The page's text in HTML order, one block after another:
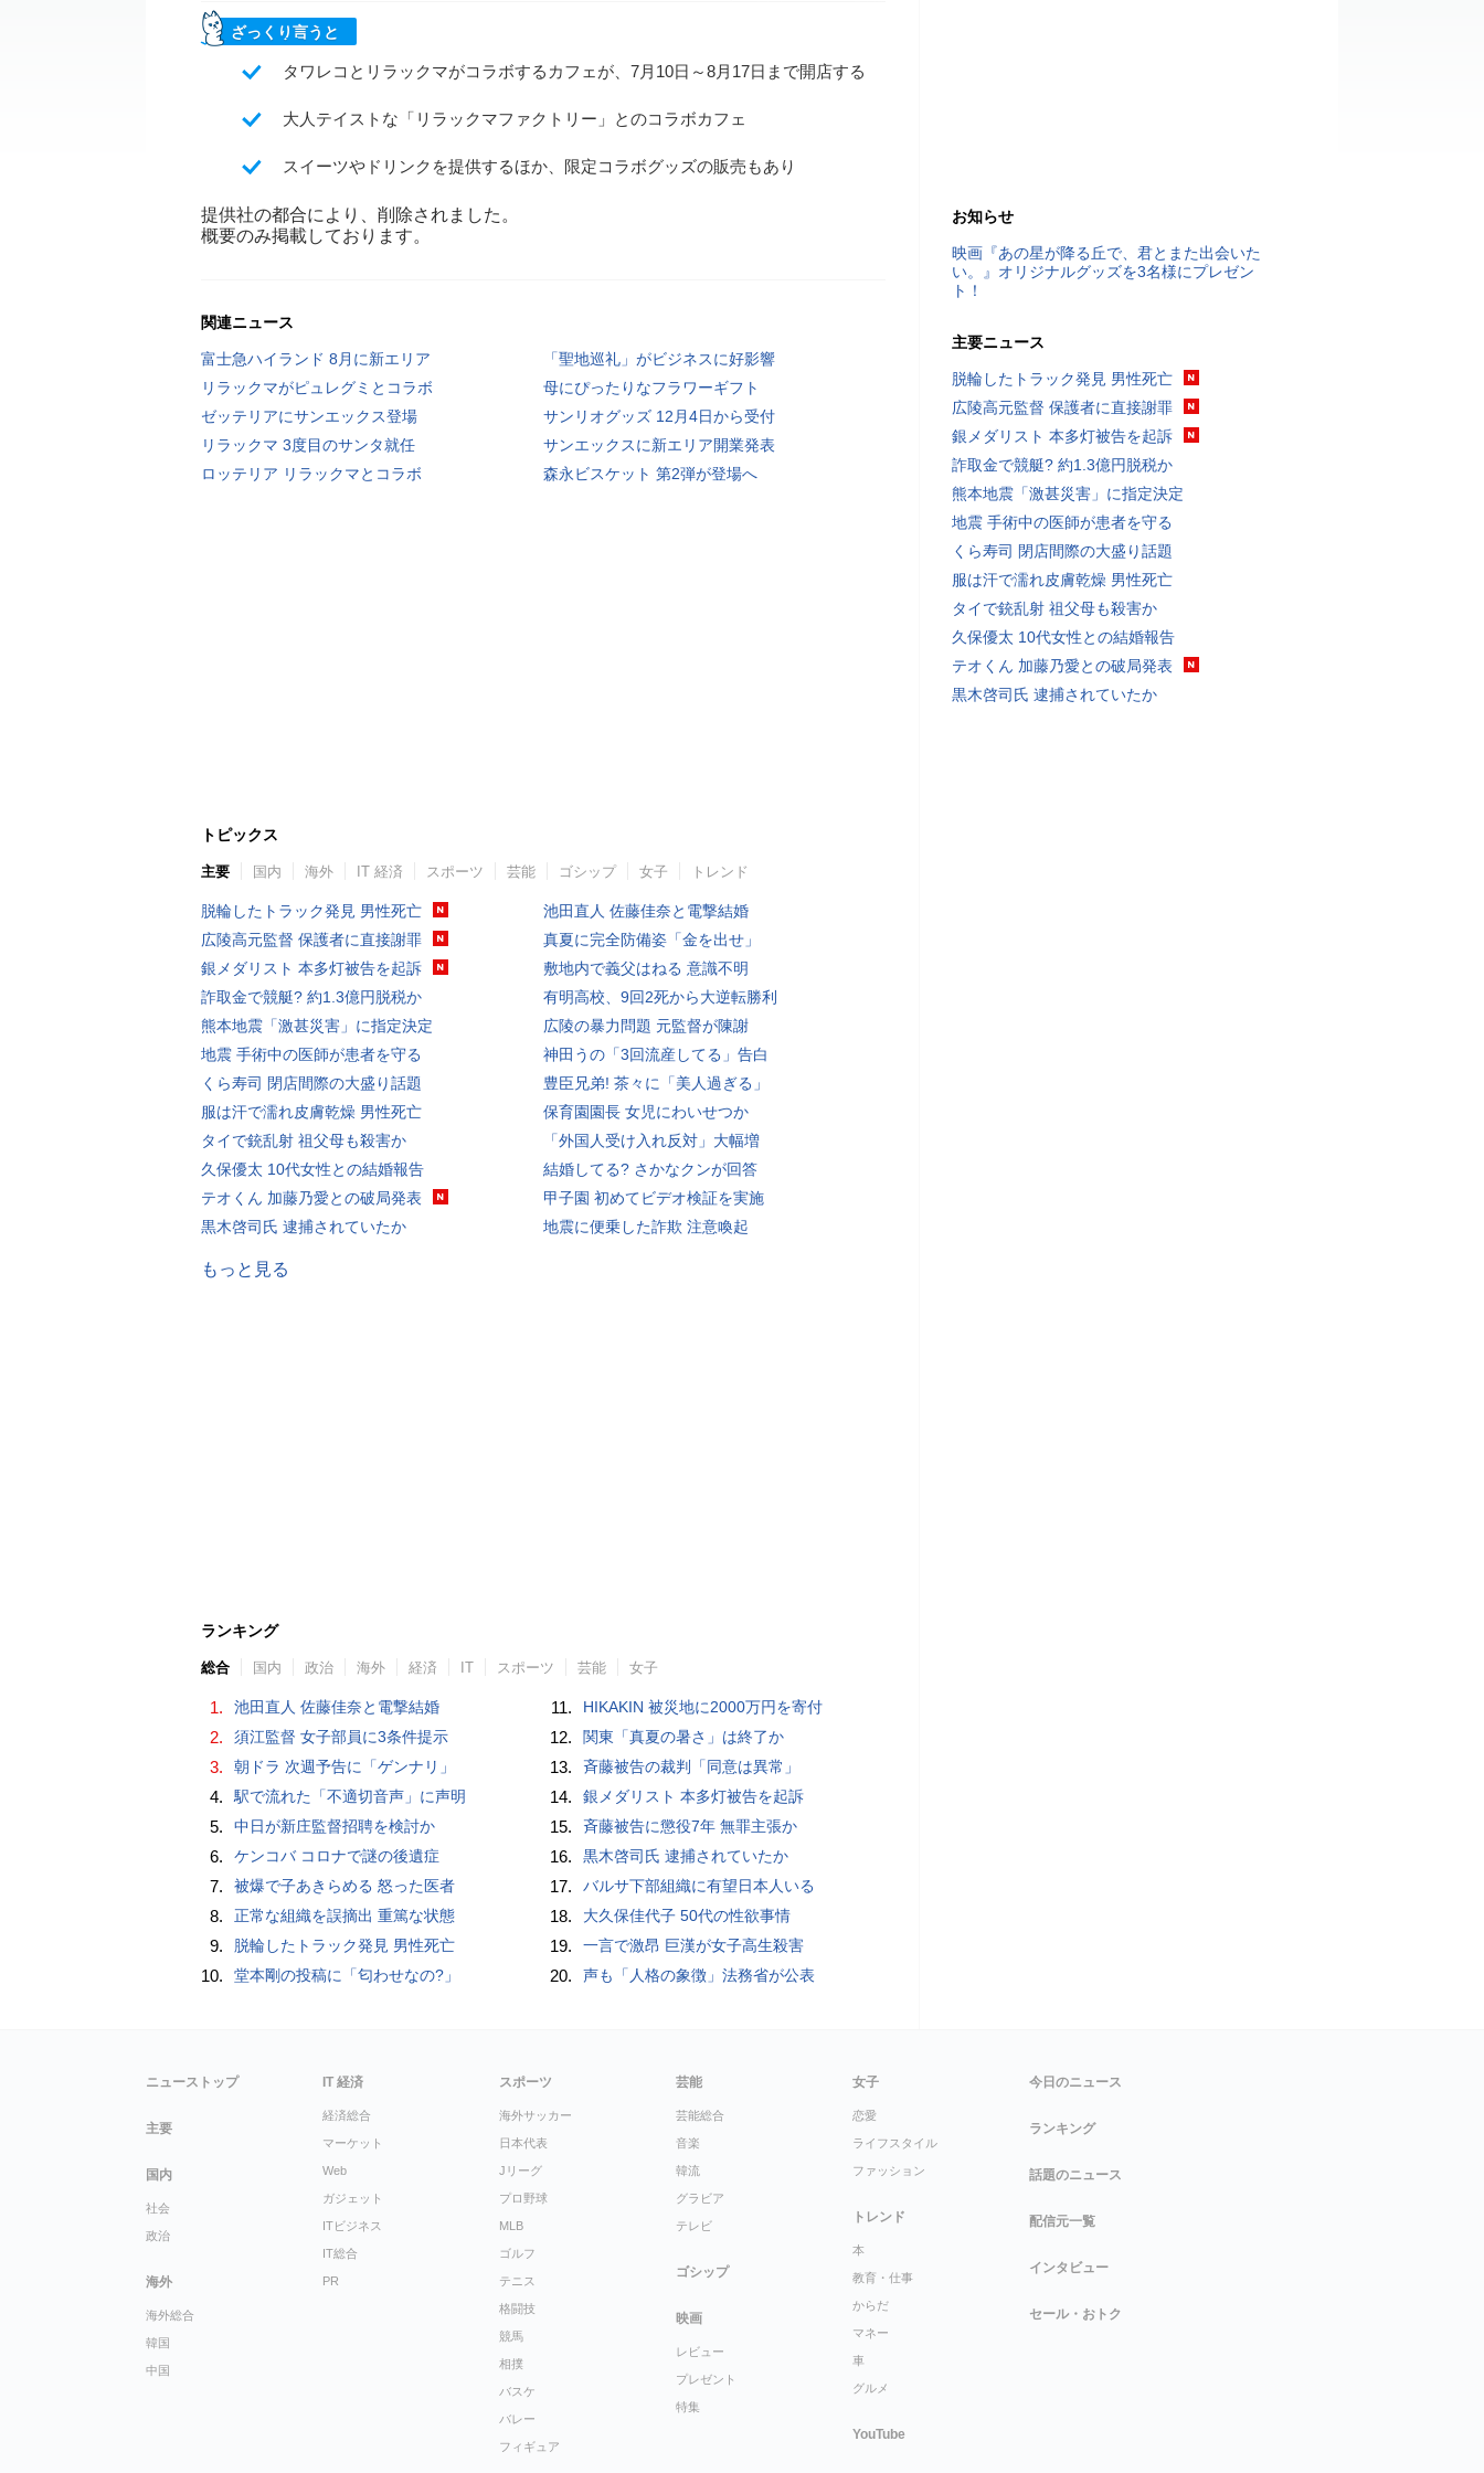
ざっくり言うと
タワレコとリラックマがコラボするカフェが、7月10日～8月17日まで開店する
大人テイストな「リラックマファクトリー」とのコラボカフェ
スイーツやドリンクを提供するほか、限定コラボグッズの販売もあり
提供社の都合により、削除されました。
概要のみ掲載しております。
関連ニュース
富士急ハイランド 8月に新エリア
「聖地巡礼」がビジネスに好影響
リラックマがピュレグミとコラボ
母にぴったりなフラワーギフト
ゼッテリアにサンエックス登場
サンリオグッズ 12月4日から受付
リラックマ 3度目のサンタ就任
サンエックスに新エリア開業発表
ロッテリア リラックマとコラボ
森永ビスケット 第2弾が登場へ
トピックス
主要 国内 海外 IT 経済 スポーツ 芸能 ゴシップ 女子 トレンド
脱輪したトラック発見 男性死亡
広陵高元監督 保護者に直接謝罪
銀メダリスト 本多灯被告を起訴
詐取金で競艇? 約1.3億円脱税か
熊本地震「激甚災害」に指定決定
地震 手術中の医師が患者を守る
くら寿司 閉店間際の大盛り話題
服は汗で濡れ皮膚乾燥 男性死亡
タイで銃乱射 祖父母も殺害か
久保優太 10代女性との結婚報告
テオくん 加藤乃愛との破局発表
黒木啓司氏 逮捕されていたか
池田直人 佐藤佳奈と電撃結婚
真夏に完全防備姿「金を出せ」
敷地内で義父はねる 意識不明
有明高校、9回2死から大逆転勝利
広陵の暴力問題 元監督が陳謝
神田うの「3回流産してる」告白
豊臣兄弟! 茶々に「美人過ぎる」
保育園園長 女児にわいせつか
「外国人受け入れ反対」大幅増
結婚してる? さかなクンが回答
甲子園 初めてビデオ検証を実施
地震に便乗した詐欺 注意喚起
もっと見る
ランキング
総合 国内 政治 海外 経済 IT スポーツ 芸能 女子
1. 池田直人 佐藤佳奈と電撃結婚
2. 須江監督 女子部員に3条件提示
3. 朝ドラ 次週予告に「ゲンナリ」
4. 駅で流れた「不適切音声」に声明
5. 中日が新庄監督招聘を検討か
6. ケンコバ コロナで謎の後遺症
7. 被爆で子あきらめる 怒った医者
8. 正常な組織を誤摘出 重篤な状態
9. 脱輪したトラック発見 男性死亡
10. 堂本剛の投稿に「匂わせなの?」
11. HIKAKIN 被災地に2000万円を寄付
12. 関東「真夏の暑さ」は終了か
13. 斉藤被告の裁判「同意は異常」
14. 銀メダリスト 本多灯被告を起訴
15. 斉藤被告に懲役7年 無罪主張か
16. 黒木啓司氏 逮捕されていたか
17. バルサ下部組織に有望日本人いる
18. 大久保佳代子 50代の性欲事情
19. 一言で激昂 巨漢が女子高生殺害
20. 声も「人格の象徴」法務省が公表
お知らせ
映画『あの星が降る丘で、君とまた出会いた
い。』オリジナルグッズを3名様にプレゼン
ト！
主要ニュース
脱輪したトラック発見 男性死亡
広陵高元監督 保護者に直接謝罪
銀メダリスト 本多灯被告を起訴
詐取金で競艇? 約1.3億円脱税か
熊本地震「激甚災害」に指定決定
地震 手術中の医師が患者を守る
くら寿司 閉店間際の大盛り話題
服は汗で濡れ皮膚乾燥 男性死亡
タイで銃乱射 祖父母も殺害か
久保優太 10代女性との結婚報告
テオくん 加藤乃愛との破局発表
黒木啓司氏 逮捕されていたか
ニューストップ
主要
国内
社会
政治
海外
海外総合
韓国
中国
IT 経済
経済総合
マーケット
Web
ガジェット
ITビジネス
IT総合
PR
スポーツ
海外サッカー
日本代表
Jリーグ
プロ野球
MLB
ゴルフ
テニス
格闘技
競馬
相撲
バスケ
バレー
フィギュア
芸能
芸能総合
音楽
韓流
グラビア
テレビ
ゴシップ
映画
レビュー
プレゼント
特集
女子
恋愛
ライフスタイル
ファッション
トレンド
本
教育・仕事
からだ
マネー
車
グルメ
YouTube
今日のニュース
ランキング
話題のニュース
配信元一覧
インタビュー
セール・おトク